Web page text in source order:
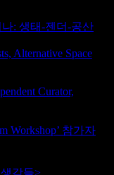
: 생태-젠더-공산
Alternative Space
Curator,
Workshop’ 참가자
각들>